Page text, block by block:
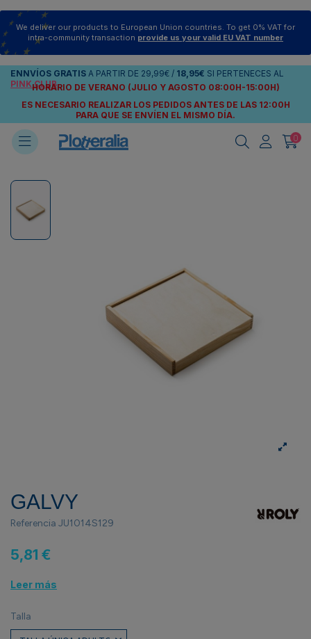
We deliver our products to European Union countries. To get 0% VAT for
intra-community transaction provide us your valid EU VAT number
ENNVÍOS GRATIS A PARTIR DE 29,99€ / 18,95€ SI PERTENECES AL
PINK CLUB
HORARIO DE VERANO (JULIO Y AGOSTO 08:00H-15:00H)
ES NECESARIO REALIZAR LOS PEDIDOS ANTES DE LAS 12:00H
PARA QUE SE ENVÍEN EL MISMO DÍA.
0
GALVY
Referencia JU1014S129
5,81 €
Leer más
Talla